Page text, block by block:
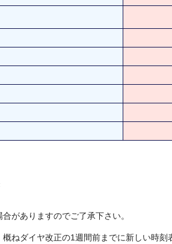
がありますのでご了承下さい。
ねダイヤ改正の1週間前までに新しい時刻